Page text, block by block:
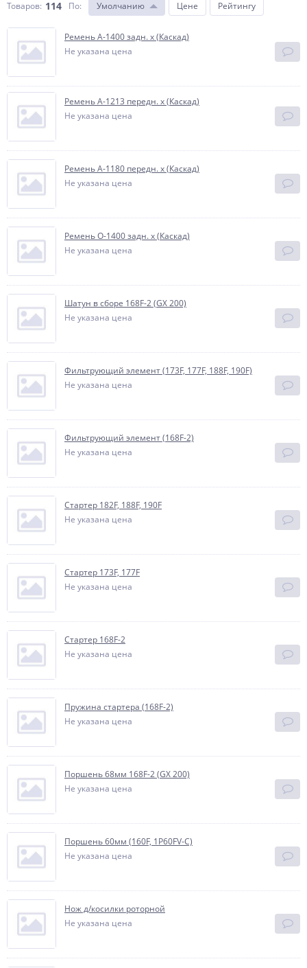
Товаров: 114 По: Умолчанию Цене Рейтингу
Ремень А-1400 задн. х (Каскад)
Не указана цена
Ремень А-1213 передн. х (Каскад)
Не указана цена
Ремень А-1180 передн. х (Каскад)
Не указана цена
Ремень O-1400 задн. х (Каскад)
Не указана цена
Шатун в сборе 168F-2 (GX 200)
Не указана цена
Фильтрующий элемент (173F, 177F, 188F, 190F)
Не указана цена
Фильтрующий элемент (168F-2)
Не указана цена
Стартер 182F, 188F, 190F
Не указана цена
Стартер 173F, 177F
Не указана цена
Стартер 168F-2
Не указана цена
Пружина стартера (168F-2)
Не указана цена
Поршень 68мм 168F-2 (GX 200)
Не указана цена
Поршень 60мм (160F, 1P60FV-C)
Не указана цена
Нож д/косилки роторной
Не указана цена